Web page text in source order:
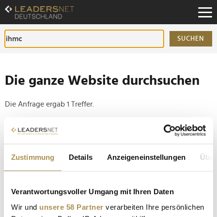
Zustimmung Details Anzeigeneinstellungen
Verantwortungsvoller Umgang mit Ihren Daten
Wir und unsere 58 Partner verarbeiten Ihre persönlichen
Zum
Inhalt
Zur
Fußzeilen-
Navigation
SUCHEN
Die ganze Website durchsuchen
Die Anfrage ergab 1 Treffer.
Tipp
Setzen Sie die gesuchten Wörter zwischen
Anführungszeichen: zb "Vorname Nachname".
Optimus Bot: Teslas neuer Roboter beweist
Fingerspitzengefühl